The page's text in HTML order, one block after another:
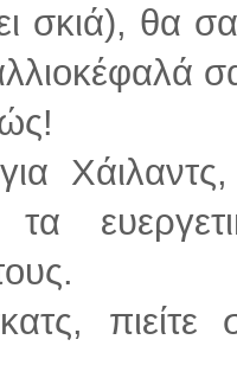
σκιά), θα
τα